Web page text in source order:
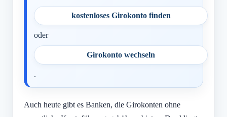
kostenloses Girokonto finden
oder
Girokonto wechseln
.
Auch heute gibt es Banken, die Girokonten ohne